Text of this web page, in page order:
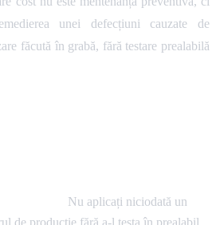
unei defecțiuni cauzate de
făcută în grabă, fără testare prealabilă
Nu aplicați niciodată un
de producție fără a-l testa în prealabil